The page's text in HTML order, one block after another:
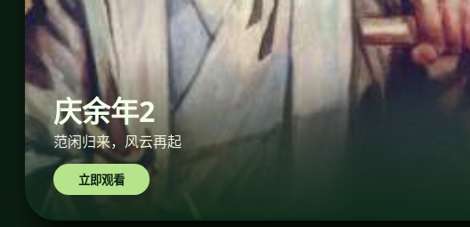
庆余年2
范闲归来，风云再起
立即观看